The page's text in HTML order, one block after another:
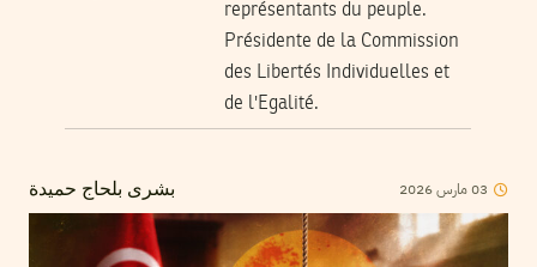
représentants du peuple.
Présidente de la Commission
des Libertés Individuelles et
de l'Egalité.
بشرى بلحاج حميدة 03مارس2026